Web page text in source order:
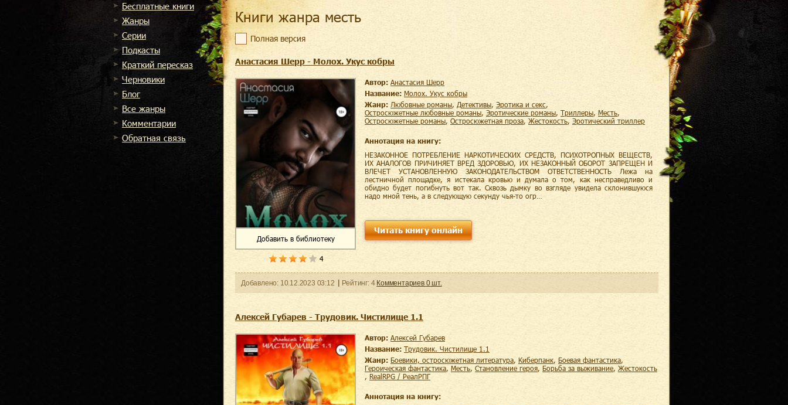
Бесплатные книги
Жанры
Cерии
Подкасты
Краткий пересказ
Черновики
Блог
Все жанры
Комментарии
Обратная связь
Книги жанра месть
Полная версия
Анастасия Шерр - Молох. Укус кобры
Добавить в библиотеку
4
Автор:
Анастасия Шерр
Название:
Молох. Укус кобры
Жанр:
любовные романы, детективы, эротика и секс,
остросюжетные любовные романы, эротические романы, триллеры, месть,
остросюжетные романы, остросюжетная проза, жестокость, эротический триллер
Аннотация на книгу:
НЕЗАКОННОЕ ПОТРЕБЛЕНИЕ НАРКОТИЧЕСКИХ СРЕДСТВ, ПСИХОТРОПНЫХ ВЕЩЕСТВ,
ИХ АНАЛОГОВ ПРИЧИНЯЕТ ВРЕД ЗДОРОВЬЮ, ИХ НЕЗАКОННЫЙ ОБОРОТ ЗАПРЕЩЕН И
ВЛЕЧЕТ УСТАНОВЛЕННУЮ ЗАКОНОДАТЕЛЬСТВОМ ОТВЕТСТВЕННОСТЬ Лежа на
лестничной площадке, я истекала кровью и думала о том, как несправедливо и
обидно будет погибнуть вот так. Сквозь дымку во взгляде увидела склонившуюся
надо мной тень, а в следующую секунду чья-то огр…
Читать книгу онлайн
Добавленo: 10.12.2023 03:12 Рейтинг: 4 Комментариев 0шт.
Алексей Губарев - Трудовик. Чистилище 1.1
Автор:
Алексей Губарев
Название:
Трудовик. Чистилище 1.1
Жанр:
боевики, остросюжетная литература, киберпанк, боевая фантастика,
героическая фантастика, месть, становление героя, борьба за выживание,
жестокость
,
RealRPG / РеалРПГ
Аннотация на книгу: